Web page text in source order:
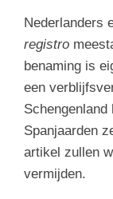
Nederlanders
registro
benaming is
een
Spanjaarden
artikel zullen
vermijden.